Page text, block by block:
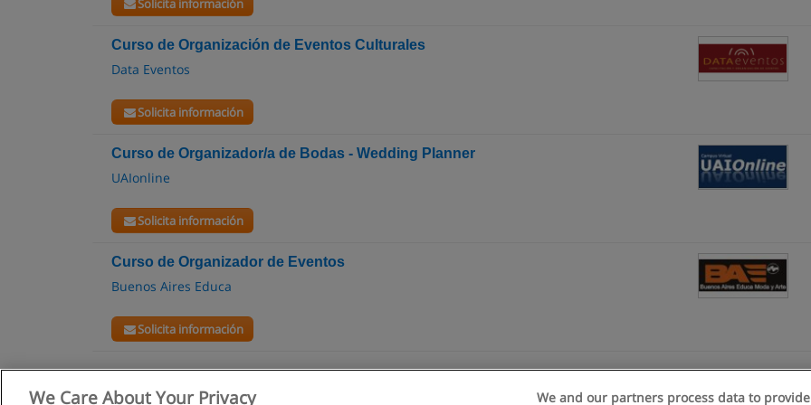
Solicita información
Curso de Organización de Eventos Culturales
Data Eventos
Solicita información
Curso de Organizador/a de Bodas - Wedding Planner
UAIonline
Solicita información
Curso de Organizador de Eventos
Buenos Aires Educa
Solicita información
We Care About Your Privacy We and our partners process data to